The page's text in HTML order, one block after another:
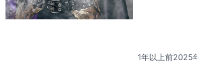
1年以上前2025